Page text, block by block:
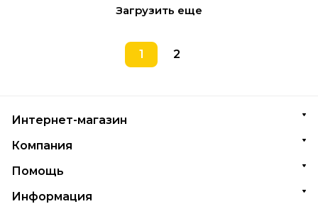
Загрузить еще
1 2
Интернет-магазин
Компания
Помощь
Информация